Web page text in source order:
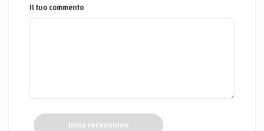
Il tuo commento
Invia recensione